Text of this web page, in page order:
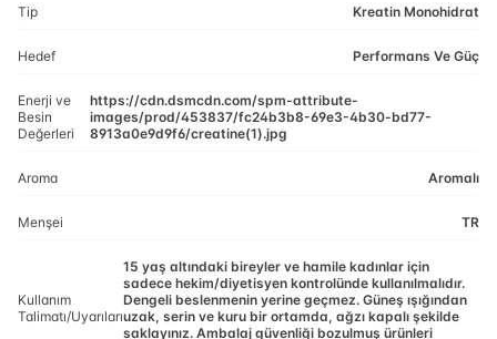
Tip Kreatin Monohidrat
Hedef Performans Ve Güç
Enerji ve
Besin
Değerleri
https://cdn.dsmcdn.com/spm-attribute-
images/prod/453837/fc24b3b8-69e3-4b30-bd77-
8913a0e9d9f6/creatine(1).jpg
Aroma Aromalı
Menşei TR
Kullanım
Talimatı/Uyarıları
15 yaş altındaki bireyler ve hamile kadınlar için
sadece hekim/diyetisyen kontrolünde kullanılmalıdır.
Dengeli beslenmenin yerine geçmez. Güneş ışığından
uzak, serin ve kuru bir ortamda, ağzı kapalı şekilde
saklayınız. Ambalaj güvenliği bozulmuş ürünleri